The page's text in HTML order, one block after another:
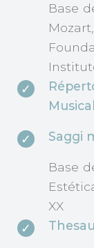
Base
Saggi
Base
XX